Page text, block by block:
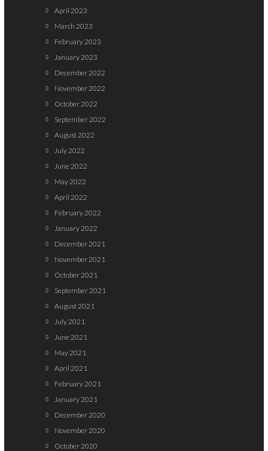
April 2023
March 2023
February 2023
January 2023
December 2022
November 2022
October 2022
September 2022
August 2022
July 2022
June 2022
May 2022
April 2022
February 2022
January 2022
December 2021
November 2021
October 2021
September 2021
August 2021
July 2021
June 2021
May 2021
April 2021
February 2021
January 2021
December 2020
November 2020
October 2020